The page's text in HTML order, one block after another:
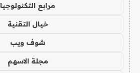
مرابع التكنولوجيا
خيال التقنية
شوف ويب
مجلة الاسهم